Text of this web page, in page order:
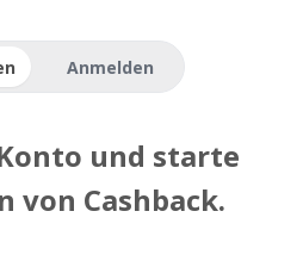
Anmelden
und starte
von Cashback.